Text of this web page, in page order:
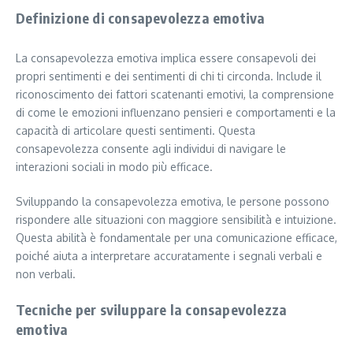
Definizione di consapevolezza emotiva
La consapevolezza emotiva implica essere consapevoli dei
propri sentimenti e dei sentimenti di chi ti circonda. Include il
riconoscimento dei fattori scatenanti emotivi, la comprensione
di come le emozioni influenzano pensieri e comportamenti e la
capacità di articolare questi sentimenti. Questa
consapevolezza consente agli individui di navigare le
interazioni sociali in modo più efficace.
Sviluppando la consapevolezza emotiva, le persone possono
rispondere alle situazioni con maggiore sensibilità e intuizione.
Questa abilità è fondamentale per una comunicazione efficace,
poiché aiuta a interpretare accuratamente i segnali verbali e
non verbali.
Tecniche per sviluppare la consapevolezza
emotiva